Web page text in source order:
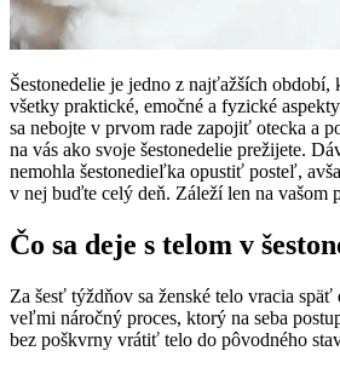
Šestonedelie je jedno z najťažších
všetky praktické, emočné a fyzické
sa nebojte v prvom rade zapojiť otecka a
na vás ako svoje šestonedelie prežijete.
nemohla šestonedieľka opustiť posteľ,
v nej buďte celý deň. Záleží len na vašom
Čo sa deje s telom v
Za šesť týždňov sa ženské telo vracia
veľmi náročný proces, ktorý na seba
bez poškvrny vrátiť telo do pôvodného